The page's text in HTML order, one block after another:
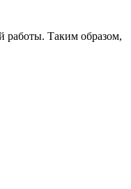
работы. Таким образом,